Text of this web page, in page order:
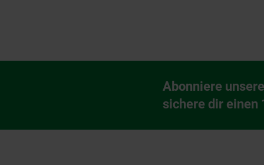
Newsletter
Abonniere
sichere dir einen